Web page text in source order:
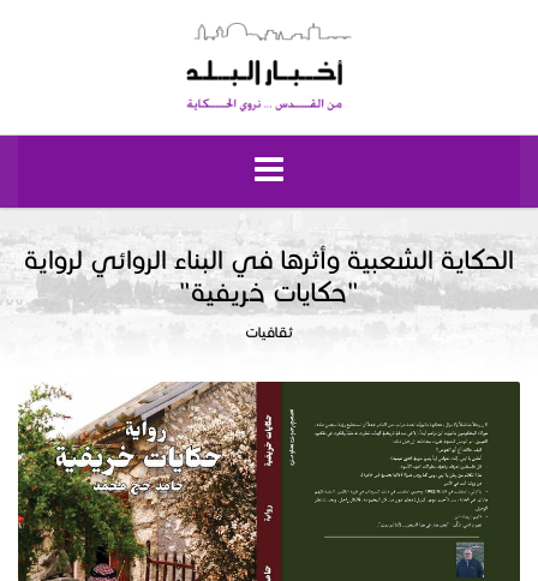
الرئيسية
إقتصاد وحياة
جبل المشارف
الحكاية الشعبية وأثرها في البناء الروائي لرواية
"حكايات خريفية"
ثقافيات